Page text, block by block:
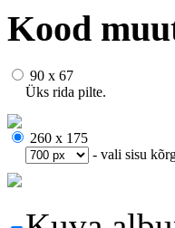
Kood
90 x 67
Üks rida pilte.
260 x 175
- vali sisu